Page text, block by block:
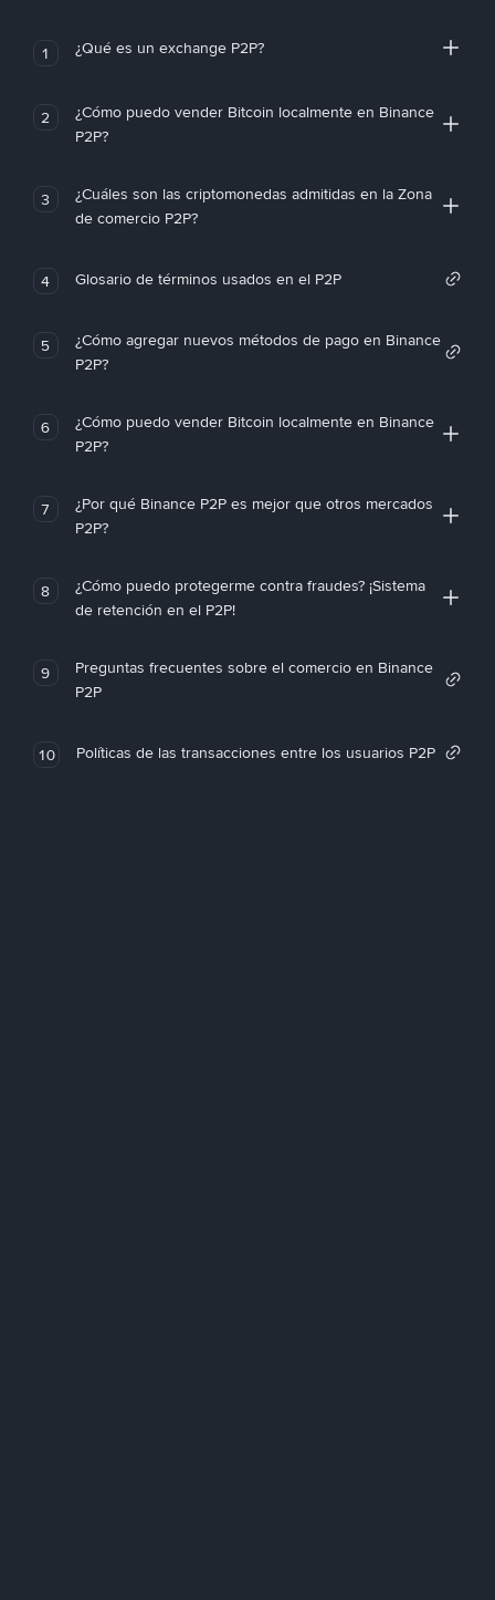
1 ¿Qué es un exchange P2P?
2
¿Cómo puedo vender Bitcoin localmente en Binance
P2P?
3
¿Cuáles son las criptomonedas admitidas en la Zona
de comercio P2P?
4 Glosario de términos usados en el P2P
5
¿Cómo agregar nuevos métodos de pago en Binance
P2P?
6
¿Cómo puedo vender Bitcoin localmente en Binance
P2P?
7
¿Por qué Binance P2P es mejor que otros mercados
P2P?
8
¿Cómo puedo protegerme contra fraudes? ¡Sistema
de retención en el P2P!
9
Preguntas frecuentes sobre el comercio en Binance
P2P
10 Políticas de las transacciones entre los usuarios P2P